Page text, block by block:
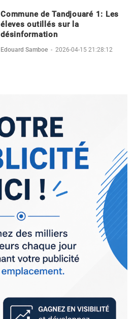
Commune de Tandjouaré 1: Les
éleves outillés sur la
désinformation
Edouard Samboe - 2026-04-15 21:28:12